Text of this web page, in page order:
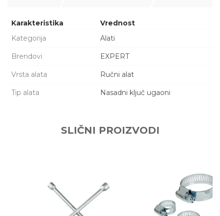
Karakteristika
Vrednost
Kategorija
Alati
Brendovi EXPERT
Vrsta alata Ručni alat
Tip alata Nasadni ključ ugaoni
SLIČNI PROIZVODI